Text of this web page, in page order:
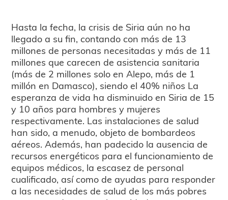
Hasta la fecha, la crisis de Siria aún no ha
llegado a su fin, contando con más de 13
millones de personas necesitadas y más de 11
millones que carecen de asistencia sanitaria
(más de 2 millones solo en Alepo, más de 1
millón en Damasco), siendo el 40% niños La
esperanza de vida ha disminuido en Siria de 15
y 10 años para hombres y mujeres
respectivamente. Las instalaciones de salud
han sido, a menudo, objeto de bombardeos
aéreos. Además, han padecido la ausencia de
recursos energéticos para el funcionamiento de
equipos médicos, la escasez de personal
cualificado, así como de ayudas para responder
a las necesidades de salud de los más pobres